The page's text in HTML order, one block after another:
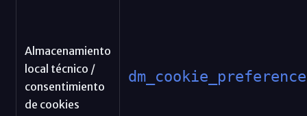
Almacenamiento
local técnico /
consentimiento
de cookies